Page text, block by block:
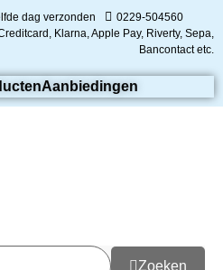
dag verzonden
0229-504560
Klarna, Apple Pay, Riverty, Sepa,
Bancontact etc.
Aanbiedingen
Zoeken